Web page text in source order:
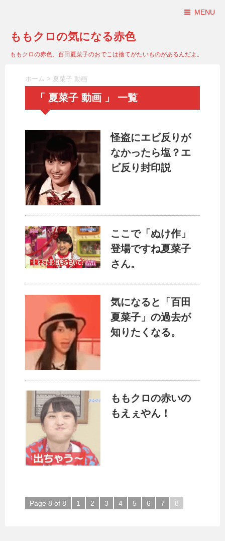
MENU
ももクロの気になる赤色
ももクロの赤色、百田夏菜子のおでこは捨てがたいものがあるんだよ。
ホーム > 夏菜子 動画
「 夏菜子 動画 」 一覧
怪盗にエビ反りが
なかったら塩？エ
ビ反り封印説
ここで「ぬけ作」
登場ですね夏菜子
さん。
気になると「百田
夏菜子」の過去が
知りたくなる。
ももクロの赤いの
もえぇやん！
Page 8 of 8 1 2 3 4 5 6 7 8